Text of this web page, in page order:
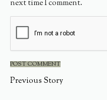
next time I comment.
Previous Story